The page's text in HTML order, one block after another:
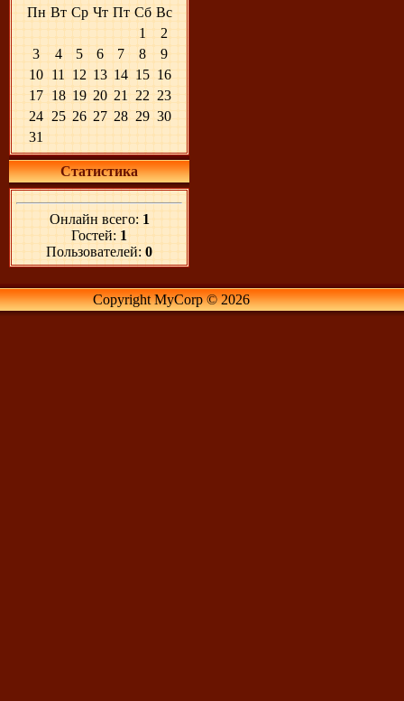
Пн Вт Ср Чт Пт Сб Вс
1
2
3
4 5 6 7 8
9
10 11 12 13 14 15 16
17 18 19 20 21 22 23
24 25 26 27 28 29 30
31
Статистика
Онлайн всего: 1
Гостей: 1
Пользователей: 0
Copyright MyCorp © 2026